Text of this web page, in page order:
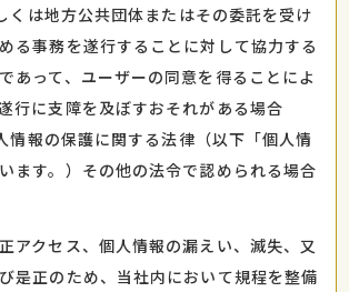
くは地方公共団体またはその委託を受け
る事務を遂行することに対して協力する
あって、ユーザーの同意を得ることによ
行に支障を及ぼすおそれがある場合
情報の保護に関する法律（以下「個人情
ます。）その他の法令で認められる場合
アクセス、個人情報の漏えい、滅失、又
是正のため、当社内において規程を整備